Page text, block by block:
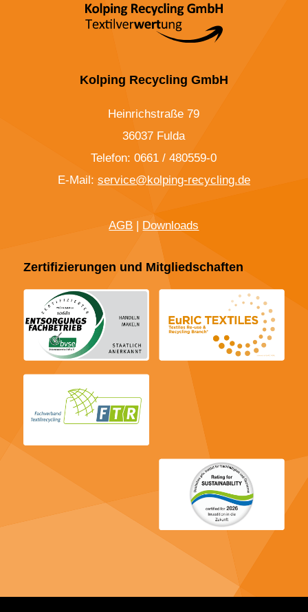
Kolping Recycling GmbH
Heinrichstraße 79
36037 Fulda
Telefon: 0661 / 480559-0
E-Mail: service@kolping-recycling.de
AGB Downloads
Zertifizierungen und Mitgliedschaften